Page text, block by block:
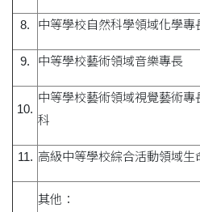
8. 中等學校自然科學領域化學專
9. 中等學校藝術領域音樂專長
10.
中等學校藝術領域視覺藝術專
科
11. 高級中等學校綜合活動領域生
其他：